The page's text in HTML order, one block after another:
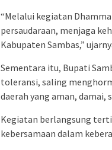
“Melalui kegiatan
persaudaraan, menjaga
Kabupaten Sambas,”
Sementara itu, Bupati
toleransi, saling
daerah yang aman, damai,
Kegiatan berlangsung
kebersamaan dalam